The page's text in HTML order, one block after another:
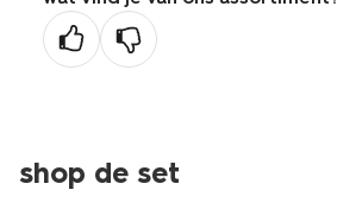
pagina
shop de set